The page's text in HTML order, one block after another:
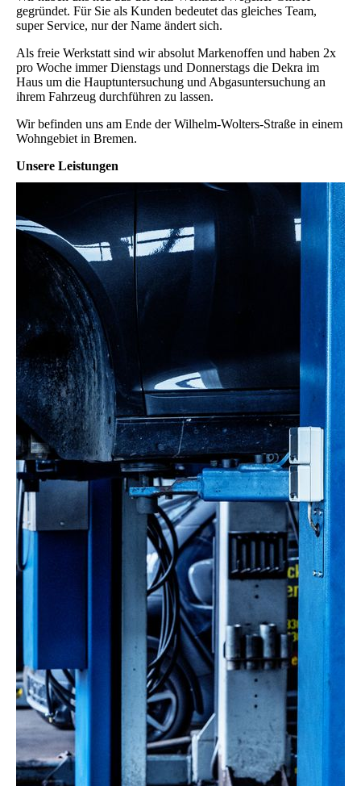
gegründet. Für Sie als Kunden bedeutet das gleiches Team,
super Service, nur der Name ändert sich.
Als freie Werkstatt sind wir absolut Markenoffen und haben 2x
pro Woche immer Dienstags und Donnerstags die Dekra im
Haus um die Hauptuntersuchung und Abgasuntersuchung an
ihrem Fahrzeug durchführen zu lassen.
Wir befinden uns am Ende der Wilhelm-Wolters-Straße in einem
Wohngebiet in Bremen.
Unsere Leistungen